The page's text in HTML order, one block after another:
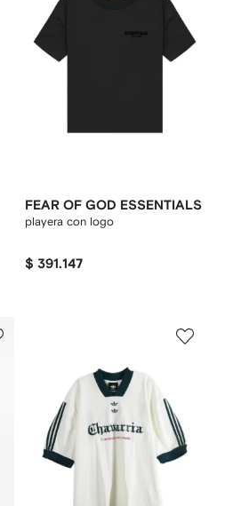
FEAR OF GOD ESSENTIALS
playera con logo
$ 391.147